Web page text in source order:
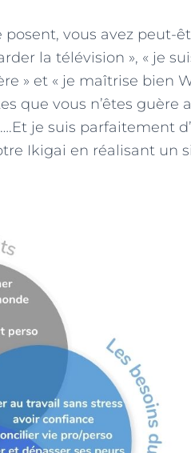
vous avez peut-
la télévision », « je
» et « je maîtrise bien
que vous n’êtes guère
je suis parfaitement
Ikigai en réalisant un